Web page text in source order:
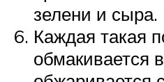
зелени и сыра.
Каждая такая
обмакивается